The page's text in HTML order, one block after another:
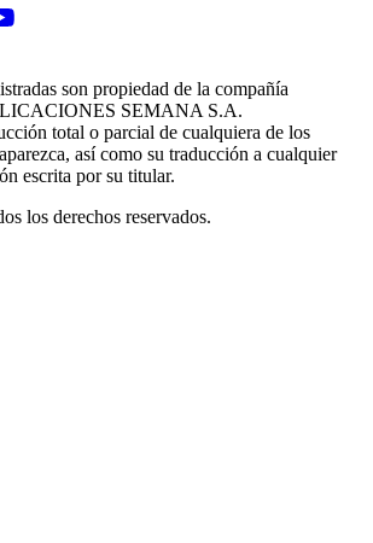
window
son propiedad de la compañía
SEMANA S.A.
total o parcial de cualquiera de los
así como su traducción a cualquier
escrita por su titular.
los derechos reservados.